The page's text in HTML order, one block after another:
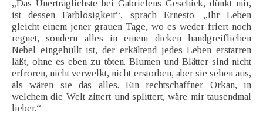
„Das Unerträglichste bei Gabrielens Geschick, dünkt mir,
ist dessen Farblosigkeit“, sprach Ernesto. „Ihr Leben
gleicht einem jener grauen Tage, wo es weder friert noch
regnet, sondern alles in einem dicken handgreiflichen
Nebel eingehüllt ist, der erkältend jedes Leben erstarren
läßt, ohne es eben zu töten. Blumen und Blätter sind nicht
erfroren, nicht verwelkt, nicht erstorben, aber sie sehen aus,
als wären sie das alles. Ein rechtschaffner Orkan, in
welchem die Welt zittert und splittert, wäre mir tausendmal
lieber.“